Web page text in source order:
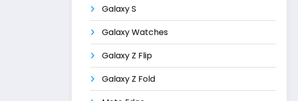
Galaxy S
Galaxy Watches
Galaxy Z Flip
Galaxy Z Fold